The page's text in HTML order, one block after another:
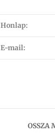
Honlap:
E-mail:
OSSZA